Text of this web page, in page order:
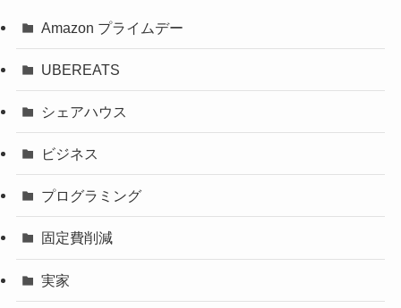
Amazon プライムデー
UBEREATS
シェアハウス
ビジネス
プログラミング
固定費削減
実家